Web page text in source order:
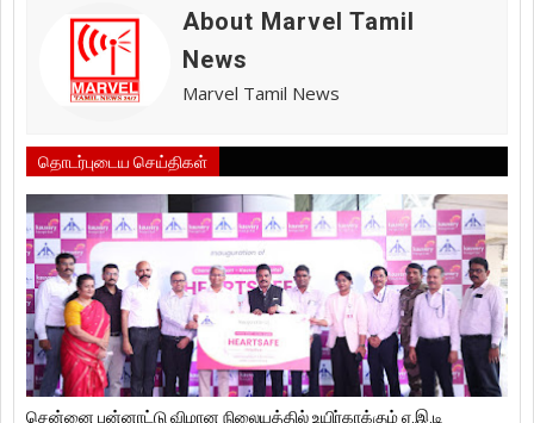
About Marvel Tamil
News
Marvel Tamil News
தொடர்புடைய செய்திகள்
சென்னை பன்னாட்டு விமான நிலையத்தில் உயிர்காக்கும் ஏ.இ.டி